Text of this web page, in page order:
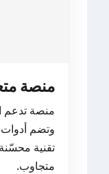
منصة
منصة تدعم
وتضم أدوات
تقنية
متجاوب.